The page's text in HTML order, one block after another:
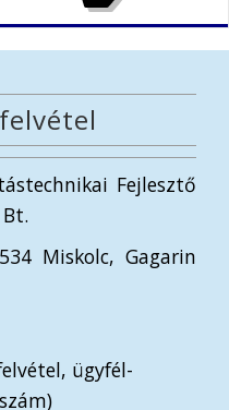
Fejlesztő
Miskolc, Gagarin
ügyfél-